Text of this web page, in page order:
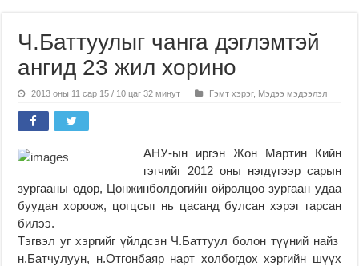
Ч.Баттуулыг чанга дэглэмтэй
ангид 23 жил хорино
2013 оны 11 сар 15 / 10 цаг 32 минут Гэмт хэрэг, Мэдээ мэдээлэл
АНУ-ын иргэн Жон Мартин Кийн
гэгчийг 2012 оны нэгдүгээр сарын
зургааны өдөр, Цонжинболдогийн ойролцоо зургаан удаа
буудан хороож, цогцсыг нь цасанд булсан хэрэг гарсан
билээ.
Тэгвэл уг хэргийг үйлдсэн Ч.Баттуул болон түүний найз
н.Батчулуун, н.Отгонбаяр нарт холбогдох хэргийн шүүх